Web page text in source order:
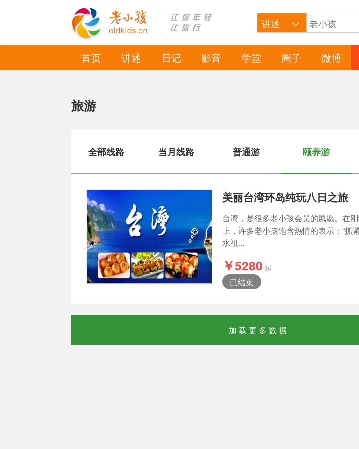
首页 讲述 日记 影音 学堂 圈子 微博
旅游
全部线路 当月线路 普通游 颐养游
美丽台湾环岛纯玩八日之旅
台湾，是很多老小孩会员的夙愿。在
上，许多老小孩饱含热情的表示：“抓
水祖...
￥5280 起
已结束
加载更多数据